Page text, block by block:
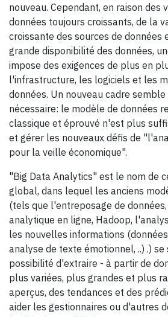
nouveau. Cependant, en raison des
données toujours croissants, de la
croissante des sources de données
grande disponibilité des données,
impose des exigences de plus en
l'infrastructure, les logiciels et les
données. Un nouveau cadre
nécessaire: le modèle de données
classique et éprouvé n'est plus
et gérer les nouveaux défis de
pour la veille économique".
"Big Data Analytics" est le nom de
global, dans lequel les anciens
(tels que l'entreposage de
analytique en ligne, Hadoop,
les nouvelles informations
analyse de texte émotionnel, ..) .)
possibilité d'extraire - à partir de
plus variées, plus grandes et plus
aperçus, des tendances et des
aider les gestionnaires ou d'autres